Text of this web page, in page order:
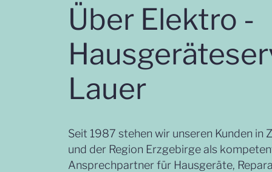
Über Elektro -
Lauer
Seit 1987 stehen wir unseren Kunden in
und der Region Erzgebirge als
Ansprechpartner für Hausgeräte,